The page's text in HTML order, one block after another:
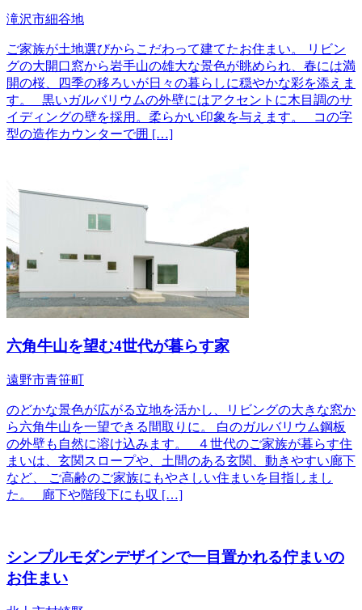
滝沢市細谷地
ご家族が土地選びからこだわって建てたお住まい。 リビン
グの大開口窓から岩手山の雄大な景色が眺められ、春には満
開の桜、四季の移ろいが日々の暮らしに穏やかな彩を添えま
す。 黒いガルバリウムの外壁にはアクセントに木目調のサ
イディングの壁を採用。柔らかい印象を与えます。 コの字
型の造作カウンターで囲 […]
六角牛山を望む4世代が暮らす家
遠野市青笹町
のどかな景色が広がる立地を活かし、リビングの大きな窓か
ら六角牛山を一望できる間取りに。 白のガルバリウム鋼板
の外壁も自然に溶け込みます。 ４世代のご家族が暮らす住
まいは、玄関スロープや、土間のある玄関、動きやすい廊下
など、 ご高齢のご家族にもやさしい住まいを目指しまし
た。 廊下や階段下にも収 […]
シンプルモダンデザインで一目置かれる佇まいの
お住まい